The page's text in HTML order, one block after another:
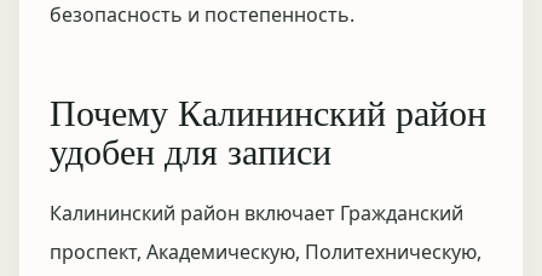
безопасность и постепенность.
Почему Калининский район
удобен для записи
Калининский район включает Гражданский
проспект, Академическую, Политехническую,